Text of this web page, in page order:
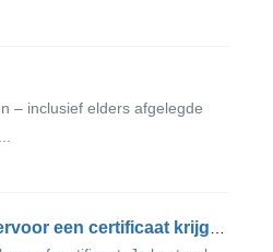
– inclusief elders afgelegde